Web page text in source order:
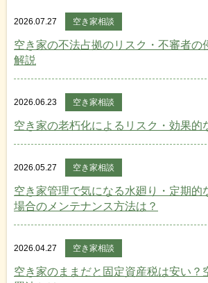
2026.07.27 空き家相談
空き家の不法占拠のリスク・不審者の
解説
2026.06.23 空き家相談
空き家の老朽化によるリスク・効果的
2026.05.27 空き家相談
空き家管理で気になる水廻り・定期的
場合のメンテナンス方法は？
2026.04.27 空き家相談
空き家のままだと固定資産税は安い？